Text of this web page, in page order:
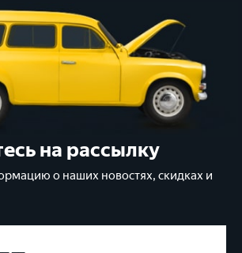
на рассылку
о наших новостях, скидках и